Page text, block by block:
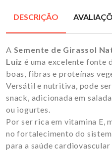
DESCRIÇÃO
A Semente de Girassol
Luiz é uma excelente fonte
boas, fibras e proteínas
Versátil e nutritiva, pode
snack, adicionada em
ou iogurtes.
Por ser rica em vitamina E,
no fortalecimento do
para a saúde cardiovascular